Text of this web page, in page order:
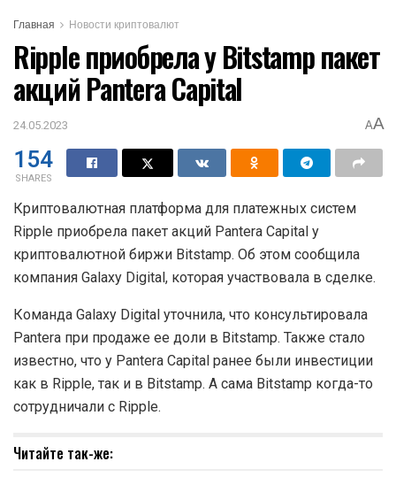
Главная Новости криптовалют
Ripple приобрела у Bitstamp пакет
акций Pantera Capital
24.05.2023 AA
154
SHARES
Криптовалютная платформа для платежных систем
Ripple приобрела пакет акций Pantera Capital у
криптовалютной биржи Bitstamp. Об этом сообщила
компания Galaxy Digital, которая участвовала в сделке.
Команда Galaxy Digital уточнила, что консультировала
Pantera при продаже ее доли в Bitstamp. Также стало
известно, что у Pantera Capital ранее были инвестиции
как в Ripple, так и в Bitstamp. А сама Bitstamp когда-то
сотрудничали с Ripple.
Читайте так-же: